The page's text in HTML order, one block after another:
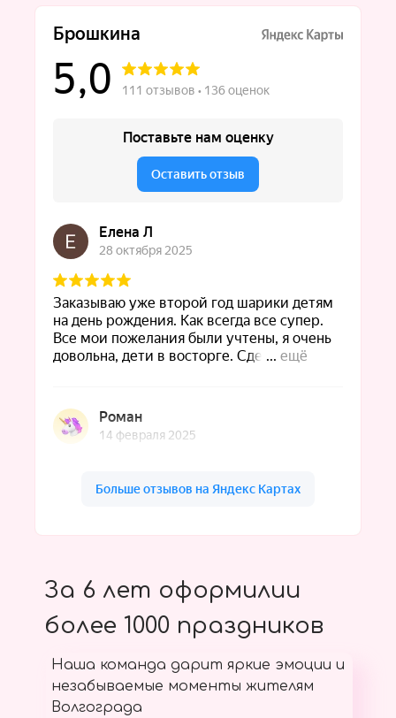
За 6 лет оформилии
более 1000 праздников
Наша команда дарит яркие эмоции и
незабываемые моменты жителям
Волгограда